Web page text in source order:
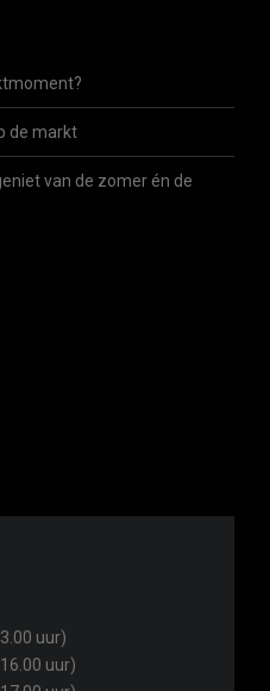
de markt
van de zomer én de
uur)
uur)